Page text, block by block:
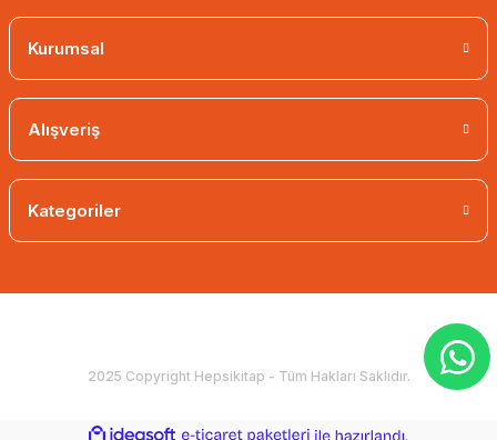
Kurumsal
Alışveriş
Kategoriler
2025 Copyright Hepsikitap - Tüm Hakları Saklıdır.
ideasoft e-